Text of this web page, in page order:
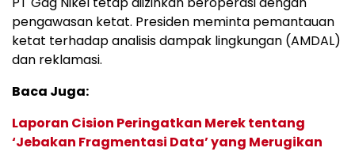
pengawasan ketat. Presiden meminta pemantauan
ketat terhadap analisis dampak lingkungan (AMDAL)
dan reklamasi.
Baca Juga:
Laporan Cision Peringatkan Merek tentang
‘Jebakan Fragmentasi Data’ yang Merugikan